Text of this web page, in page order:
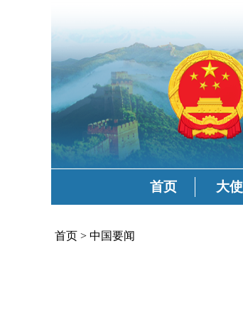
首页 大
首页 > 中国要闻